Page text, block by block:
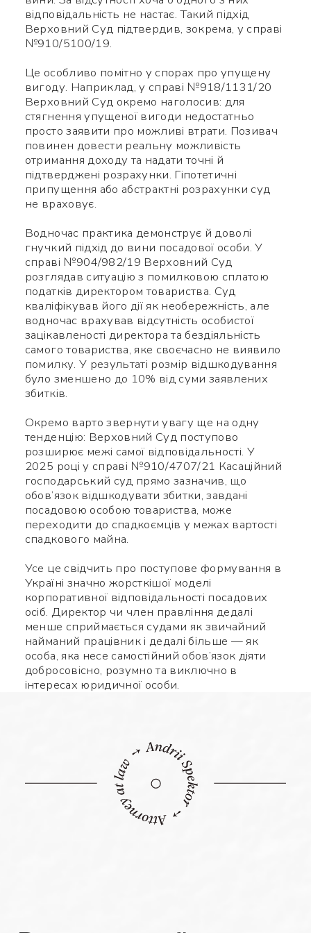
відповідальність не настає. Такий підхід
Верховний Суд підтвердив, зокрема, у справі
№910/5100/19.
Це особливо помітно у спорах про упущену
вигоду. Наприклад, у справі №918/1131/20
Верховний Суд окремо наголосив: для
стягнення упущеної вигоди недостатньо
просто заявити про можливі втрати. Позивач
повинен довести реальну можливість
отримання доходу та надати точні й
підтверджені розрахунки. Гіпотетичні
припущення або абстрактні розрахунки суд
не враховує.
Водночас практика демонструє й доволі
гнучкий підхід до вини посадової особи. У
справі №904/982/19 Верховний Суд
розглядав ситуацію з помилковою сплатою
податків директором товариства. Суд
кваліфікував його дії як необережність, але
водночас врахував відсутність особистої
зацікавленості директора та бездіяльність
самого товариства, яке своєчасно не виявило
помилку. У результаті розмір відшкодування
було зменшено до 10% від суми заявлених
збитків.
Окремо варто звернути увагу ще на одну
тенденцію: Верховний Суд поступово
розширює межі самої відповідальності. У
2025 році у справі №910/4707/21 Касаційний
господарський суд прямо зазначив, що
обов’язок відшкодувати збитки, завдані
посадовою особою товариства, може
переходити до спадкоємців у межах вартості
спадкового майна.
Усе це свідчить про поступове формування в
Україні значно жорсткішої моделі
корпоративної відповідальності посадових
осіб. Директор чи член правління дедалі
менше сприймається судами як звичайний
найманий працівник і дедалі більше — як
особа, яка несе самостійний обов’язок діяти
добросовісно, розумно та виключно в
інтересах юридичної особи.
Номер телефону *
Яке питання
Заповніть потрібні поля